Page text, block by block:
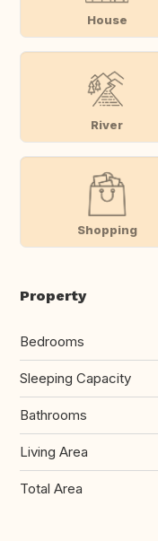
House
River
Shopping
Property
Bedrooms
Sleeping Capacity
Bathrooms
Living Area
Total Area